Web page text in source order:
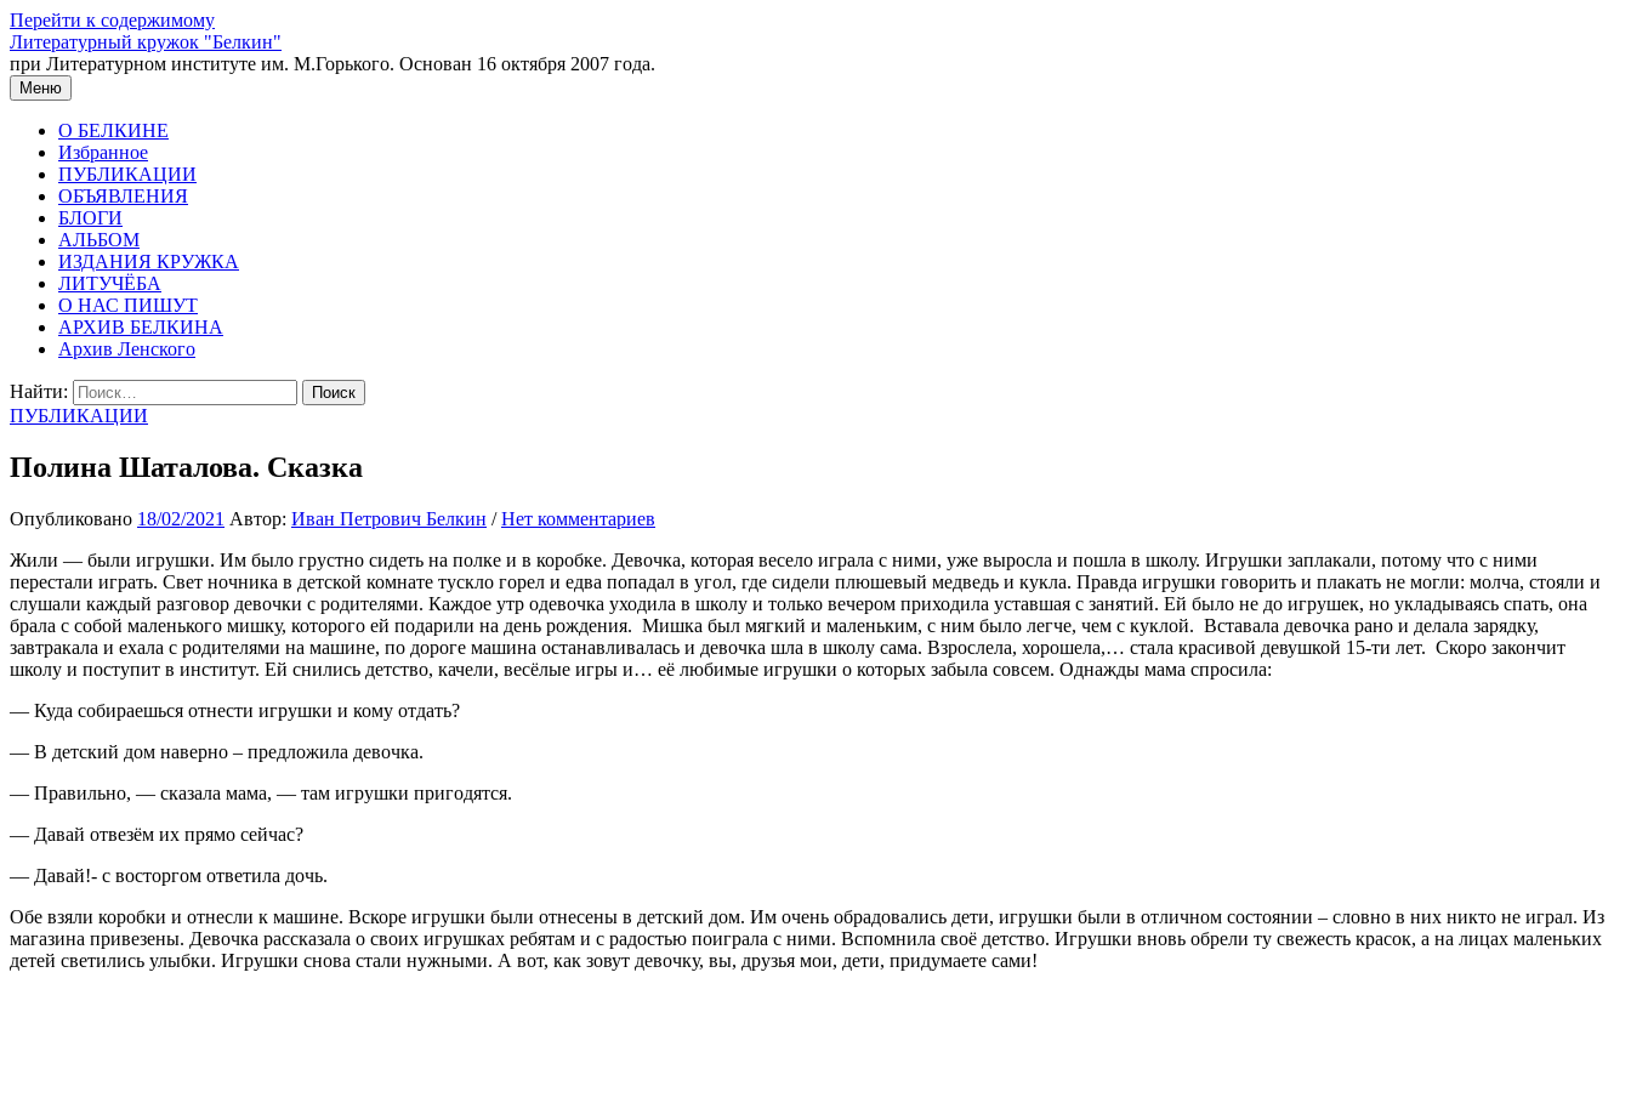
Перейти к содержимому
Литературный кружок "Белкин"
при Литературном институте им. М.Горького. Основан 16 октября 2007 года.
Меню
О БЕЛКИНЕ
Избранное
ПУБЛИКАЦИИ
ОБЪЯВЛЕНИЯ
БЛОГИ
АЛЬБОМ
ИЗДАНИЯ КРУЖКА
ЛИТУЧЁБА
О НАС ПИШУТ
АРХИВ БЕЛКИНА
Архив Ленского
Найти:
ПУБЛИКАЦИИ
Полина Шаталова. Сказка
Опубликовано 18/02/2021 Автор: Иван Петрович Белкин /Нет комментариев
Жили — были игрушки. Им было грустно сидеть на полке и в коробке. Девочка, которая весело играла с ними, уже выросла и пошла в школу. Игрушки заплакали, потому что с ними
перестали играть. Свет ночника в детской комнате тускло горел и едва попадал в угол, где сидели плюшевый медведь и кукла. Правда игрушки говорить и плакать не могли: молча, стояли и
слушали каждый разговор девочки с родителями. Каждое утр одевочка уходила в школу и только вечером приходила уставшая с занятий. Ей было не до игрушек, но укладываясь спать, она
брала с собой маленького мишку, которого ей подарили на день рождения. Мишка был мягкий и маленьким, с ним было легче, чем с куклой. Вставала девочка рано и делала зарядку,
завтракала и ехала с родителями на машине, по дороге машина останавливалась и девочка шла в школу сама. Взрослела, хорошела,… стала красивой девушкой 15-ти лет. Скоро закончит
школу и поступит в институт. Ей снились детство, качели, весёлые игры и… её любимые игрушки о которых забыла совсем. Однажды мама спросила:
— Куда собираешься отнести игрушки и кому отдать?
— В детский дом наверно – предложила девочка.
— Правильно, — сказала мама, — там игрушки пригодятся.
— Давай отвезём их прямо сейчас?
— Давай!- с восторгом ответила дочь.
Обе взяли коробки и отнесли к машине. Вскоре игрушки были отнесены в детский дом. Им очень обрадовались дети, игрушки были в отличном состоянии – словно в них никто не играл. Из
магазина привезены. Девочка рассказала о своих игрушках ребятам и с радостью поиграла с ними. Вспомнила своё детство. Игрушки вновь обрели ту свежесть красок, а на лицах маленьких
детей светились улыбки. Игрушки снова стали нужными. А вот, как зовут девочку, вы, друзья мои, дети, придумаете сами!